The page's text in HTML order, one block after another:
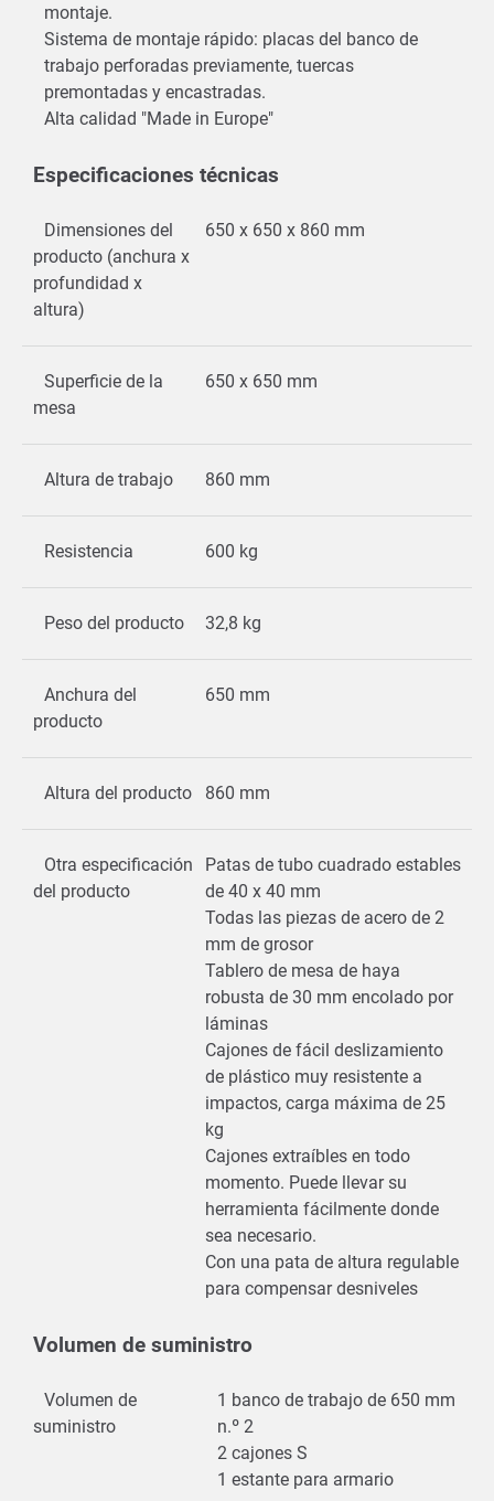
montaje.
Sistema de montaje rápido: placas del banco de
trabajo perforadas previamente, tuercas
premontadas y encastradas.
Alta calidad "Made in Europe"
Especificaciones técnicas
Dimensiones del
producto (anchura x
profundidad x
altura)
650 x 650 x 860 mm
Superficie de la
mesa
650 x 650 mm
Altura de trabajo 860 mm
Resistencia 600 kg
Peso del producto 32,8 kg
Anchura del
producto
650 mm
Altura del producto 860 mm
Otra especificación
del producto
Patas de tubo cuadrado estables
de 40 x 40 mm
Todas las piezas de acero de 2
mm de grosor
Tablero de mesa de haya
robusta de 30 mm encolado por
láminas
Cajones de fácil deslizamiento
de plástico muy resistente a
impactos, carga máxima de 25
kg
Cajones extraíbles en todo
momento. Puede llevar su
herramienta fácilmente donde
sea necesario.
Con una pata de altura regulable
para compensar desniveles
Volumen de suministro
Volumen de
suministro
1 banco de trabajo de 650 mm
n.º 2
2 cajones S
1 estante para armario